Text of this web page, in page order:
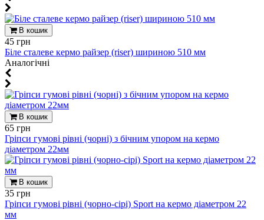
В кошик
45 грн
Біле сталеве кермо райзер (riser) шириною 510 мм
Aналогічні
В кошик
65 грн
Гріпси гумові рівні (чорні) з бічним упором на кермо
діаметром 22мм
В кошик
35 грн
Гріпси гумові рівні (чорно-сірі) Sport на кермо діаметром 22
мм